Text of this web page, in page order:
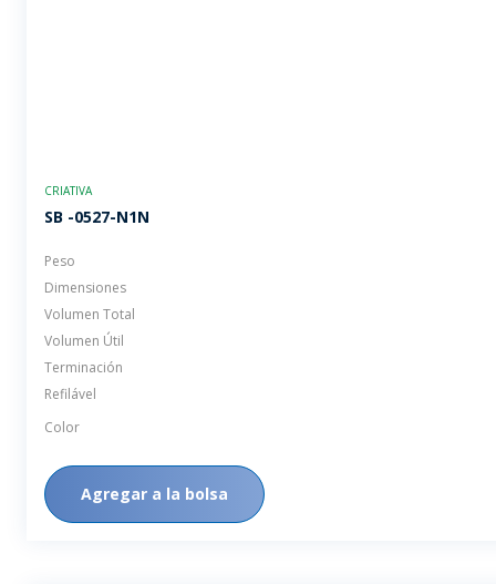
CRIATIVA
SB -0527-N1N
Peso
Dimensiones
Volumen Total
Volumen Útil
Terminación
Refilável
Color
Agregar a la bolsa